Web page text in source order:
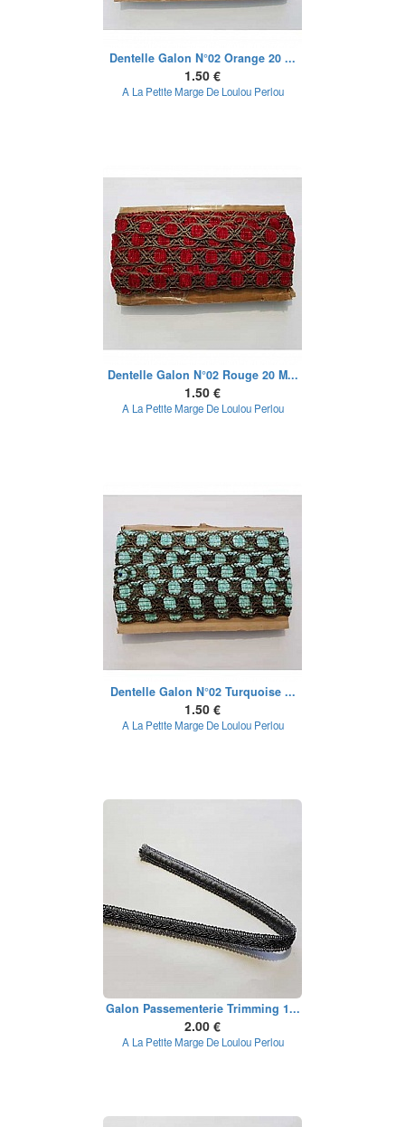
Dentelle Galon N°02 Orange 20 ...
1.50 €
A La Petite Marge De Loulou Perlou
Dentelle Galon N°02 Rouge 20 M...
1.50 €
A La Petite Marge De Loulou Perlou
Dentelle Galon N°02 Turquoise ...
1.50 €
A La Petite Marge De Loulou Perlou
Galon Passementerie Trimming 1...
2.00 €
A La Petite Marge De Loulou Perlou